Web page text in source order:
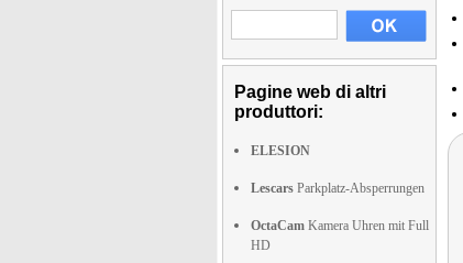
Pagine web di altri
produttori:
ELESION
Lescars Parkplatz-Absperrungen
OctaCam Kamera Uhren mit Full
HD